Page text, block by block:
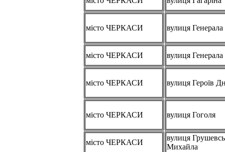
місто ЧЕРКАСИ вулиця
місто ЧЕРКАСИ вулиця
місто ЧЕРКАСИ вулиця Героїв
місто ЧЕРКАСИ вулиця Гоголя
місто ЧЕРКАСИ
вулиця
Михайла